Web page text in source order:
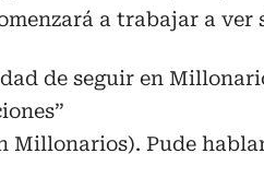
a trabajar a ver
de seguir en
Millonarios). Pude